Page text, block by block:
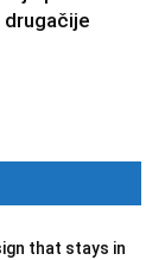
that stays in